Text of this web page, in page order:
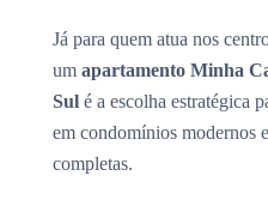
Já para quem atua nos
um apartamento Minha
Sul é a escolha estratégica
em condomínios modernos
completas.